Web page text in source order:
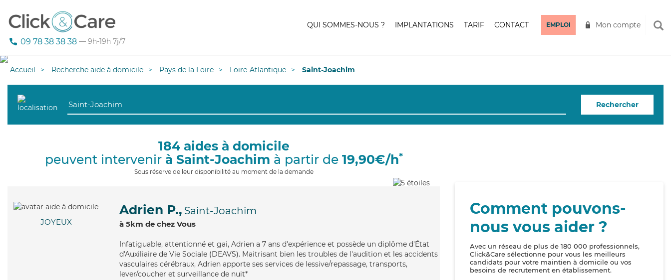
09 78 38 38 38 — 9h-19h 7j/7
QUI SOMMES-NOUS ? IMPLANTATIONS TARIF CONTACT EMPLOI Mon compte
Accueil Recherche aide à domicile Pays de la Loire Loire-Atlantique Saint-Joachim
Rechercher
184 aides à domicile
peuvent intervenir à Saint-Joachim à partir de 19,90€/h*
Sous réserve de leur disponibilité au moment de la demande
JOYEUX
Adrien P., Saint-Joachim
à 5km de chez Vous
Infatiguable, attentionné et gai, Adrien a 7 ans d'expérience et possède un diplôme d'État
d'Auxiliaire de Vie Sociale (DEAVS). Maitrisant bien les troubles de l'audition et les accidents
vasculaires cérébraux, Adrien apporte ses services de lessive/repassage, transports,
lever/coucher et surveillance de nuit*
Comment pouvons-
nous vous aider ?
Avec un réseau de plus de 180 000 professionnels,
Click&Care sélectionne pour vous les meilleurs
candidats pour votre maintien à domicile ou vos
besoins de recrutement en établissement.